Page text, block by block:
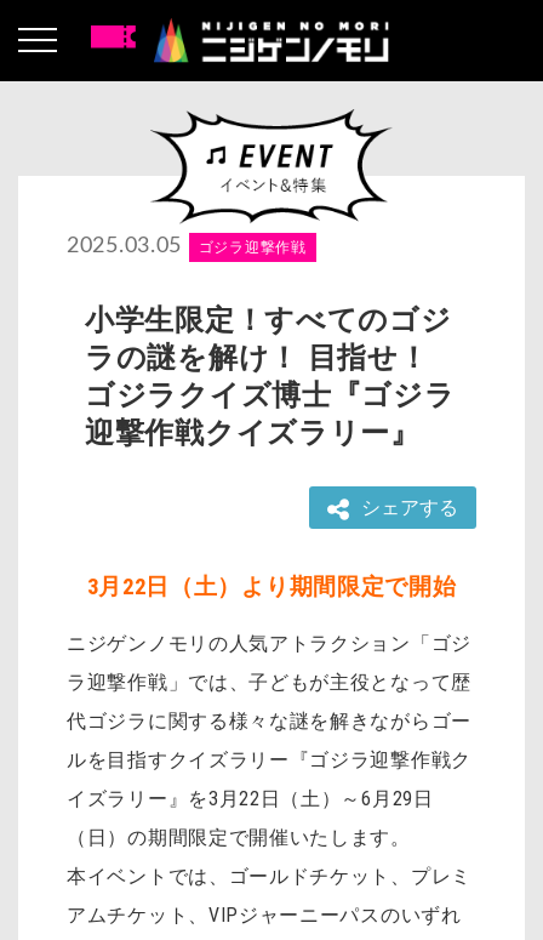
2025.03.05 ゴジラ迎撃作戦
小学生限定！すべてのゴジ
ラの謎を解け！ 目指せ！
ゴジラクイズ博士『ゴジラ
迎撃作戦クイズラリー』
シェアする
3月22日（土）より期間限定で開始
ニジゲンノモリの人気アトラクション「ゴジ
ラ迎撃作戦」では、子どもが主役となって歴
代ゴジラに関する様々な謎を解きながらゴー
ルを目指すクイズラリー『ゴジラ迎撃作戦ク
イズラリー』を3月22日（土）～6月29日
（日）の期間限定で開催いたします。
本イベントでは、ゴールドチケット、プレミ
アムチケット、VIPジャーニーパスのいずれ